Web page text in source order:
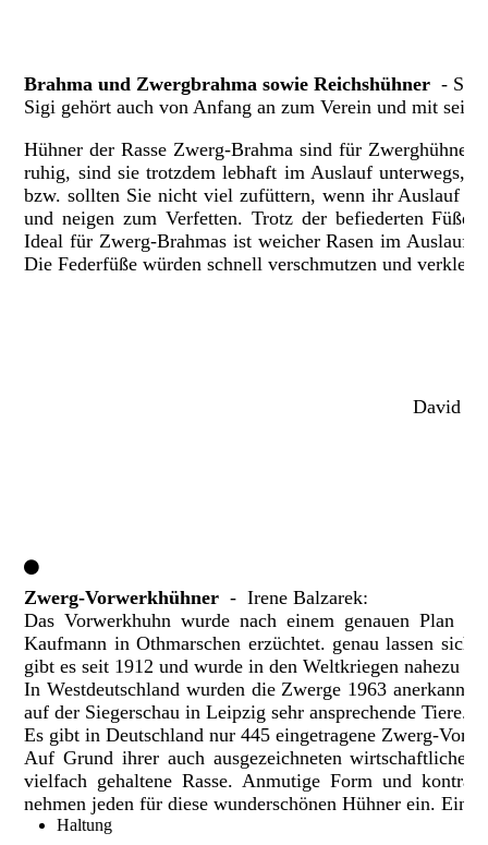
Brahma und Zwergbrahma sowie Reichshühner -
Sigi gehört auch von Anfang an zum Verein und mit
Hühner der Rasse Zwerg-Brahma sind für
ruhig, sind sie trotzdem lebhaft im Auslauf unterwegs,
bzw. sollten Sie nicht viel zufüttern, wenn ihr Auslauf
und neigen zum Verfetten. Trotz der befiederten Füße
Ideal für Zwerg-Brahmas ist weicher Rasen im Auslauf.
Die Federfüße würden schnell verschmutzen und
David
Zwerg-Vorwerkhühner - Irene Balzarek:
Das Vorwerkhuhn wurde nach einem genauen Plan
Kaufmann in Othmarschen erzüchtet. genau lassen
gibt es seit 1912 und wurde in den Weltkriegen nahezu
In Westdeutschland wurden die Zwerge 1963
auf der Siegerschau in Leipzig sehr ansprechende Tiere.
Es gibt in Deutschland nur 445 eingetragene Zwerg-
Auf Grund ihrer auch ausgezeichneten
vielfach gehaltene Rasse. Anmutige Form und
nehmen jeden für diese wunderschönen Hühner ein. Eine
Haltung